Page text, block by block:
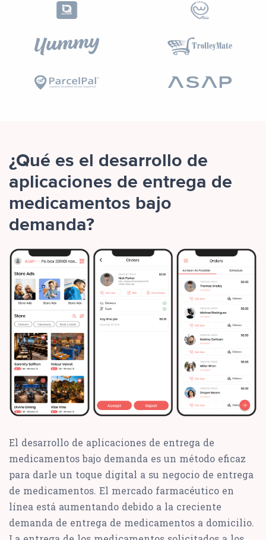
¿Qué es el desarrollo de
aplicaciones de entrega de
medicamentos bajo
demanda?
El desarrollo de aplicaciones de entrega de
medicamentos bajo demanda es un método eficaz
para darle un toque digital a su negocio de entrega
de medicamentos. El mercado farmacéutico en
línea está aumentando debido a la creciente
demanda de entrega de medicamentos a domicilio.